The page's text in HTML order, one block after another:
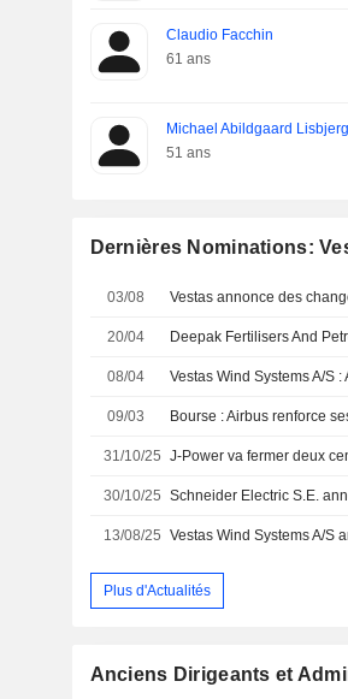
Claudio Facchin
61 ans
Michael Abildgaard Lisbjerg
51 ans
Dernières Nominations:
03/08 Vestas annonce des
20/04
08/04
09/03
31/10/25
30/10/25
13/08/25
Plus d'Actualités
Anciens Dirigeants et